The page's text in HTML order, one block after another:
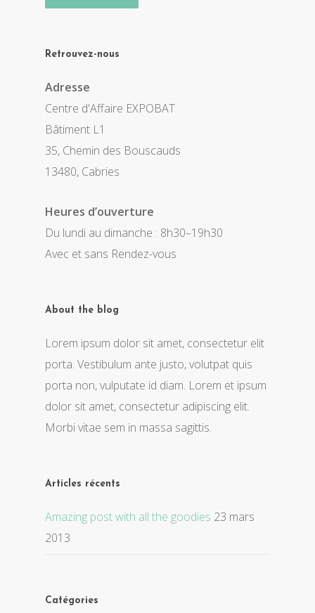
Retrouvez-nous
Adresse
Centre d'Affaire EXPOBAT
Bâtiment L1
35, Chemin des Bouscauds
13480, Cabries
Heures d’ouverture
Du lundi au dimanche : 8h30–19h30
Avec et sans Rendez-vous
About the blog
Lorem ipsum dolor sit amet, consectetur elit
porta. Vestibulum ante justo, volutpat quis
porta non, vulputate id diam. Lorem et ipsum
dolor sit amet, consectetur adipiscing elit.
Morbi vitae sem in massa sagittis.
Articles récents
Amazing post with all the goodies 23 mars
2013
Catégories